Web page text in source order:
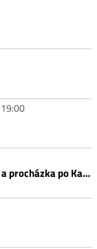
Komentované prohlídky synagogy a procházka po Kamenech zmizelých